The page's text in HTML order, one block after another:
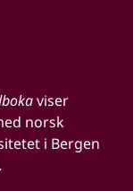
viser
norsk
i Bergen